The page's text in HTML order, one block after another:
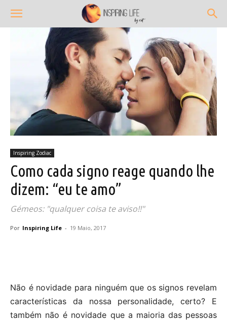
Inspiring Zodiac
Como cada signo reage quando lhe
dizem: “eu te amo”
Gémeos: "qualquer coisa te aviso!!"
Por Inspiring Life - 19 Maio, 2017
Não é novidade para ninguém que os signos revelam
características da nossa personalidade, certo? E
também não é novidade que a maioria das pessoas